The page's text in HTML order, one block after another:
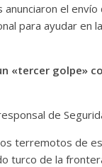
el envío
para ayudar en
«tercer golpe»
de
terremotos de
turco de la